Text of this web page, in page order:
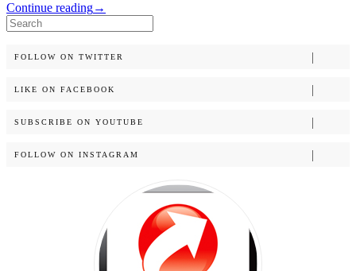
Continue reading→
Search
for:
FOLLOW ON TWITTER
LIKE ON FACEBOOK
SUBSCRIBE ON YOUTUBE
FOLLOW ON INSTAGRAM